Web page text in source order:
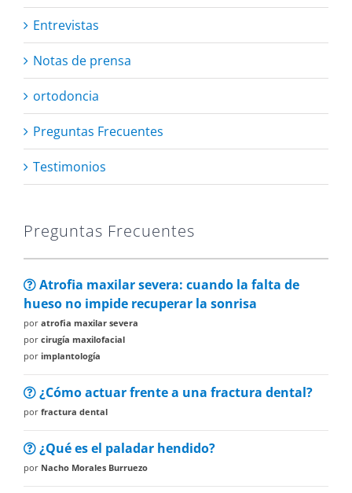
Entrevistas
Notas de prensa
ortodoncia
Preguntas Frecuentes
Testimonios
Preguntas Frecuentes
Atrofia maxilar severa: cuando la falta de
hueso no impide recuperar la sonrisa
por atrofia maxilar severa
por cirugía maxilofacial
por implantología
¿Cómo actuar frente a una fractura dental?
por fractura dental
¿Qué es el paladar hendido?
por Nacho Morales Burruezo